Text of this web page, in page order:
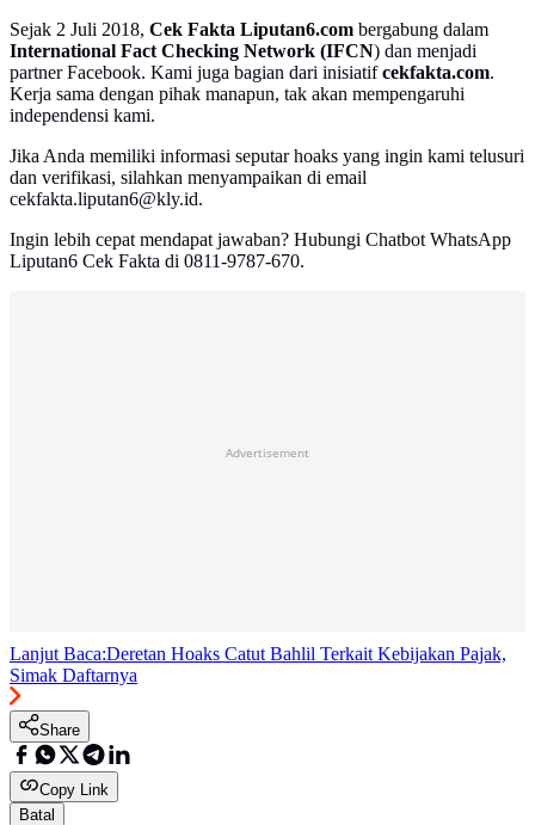
Sejak 2 Juli 2018, Cek Fakta Liputan6.com bergabung dalam
International Fact Checking Network (IFCN) dan menjadi
partner Facebook. Kami juga bagian dari inisiatifcekfakta.com.
Kerja sama dengan pihak manapun, tak akan mempengaruhi
independensi kami.
Jika Anda memiliki informasi seputar hoaks yang ingin kami telusuri
dan verifikasi, silahkan menyampaikan di email
cekfakta.liputan6@kly.id.
Ingin lebih cepat mendapat jawaban? Hubungi Chatbot WhatsApp
Liputan6 Cek Fakta di 0811-9787-670.
Advertisement
Lanjut Baca:Deretan Hoaks Catut Bahlil Terkait Kebijakan Pajak,
Simak Daftarnya
Share
Copy Link
Batal